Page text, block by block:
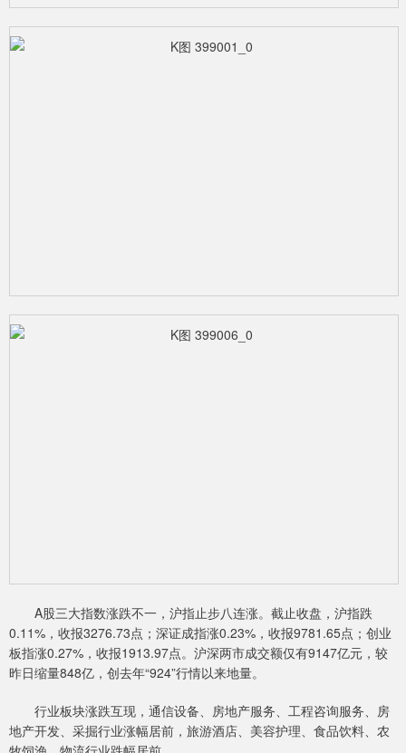
A股三大指数涨跌不一，沪指止步八连涨。截止收盘，沪指跌
0.11%，收报3276.73点；深证成指涨0.23%，收报9781.65点；创业
板指涨0.27%，收报1913.97点。沪深两市成交额仅有9147亿元，较
昨日缩量848亿，创去年“924”行情以来地量。
行业板块涨跌互现，通信设备、房地产服务、工程咨询服务、房
地产开发、采掘行业涨幅居前，旅游酒店、美容护理、食品饮料、农